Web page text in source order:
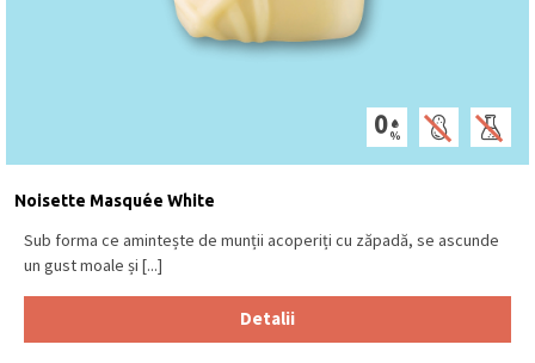
Noisette Masquée White
Sub forma ce amintește de munții acoperiți cu zăpadă, se ascunde
un gust moale și [...]
Detalii